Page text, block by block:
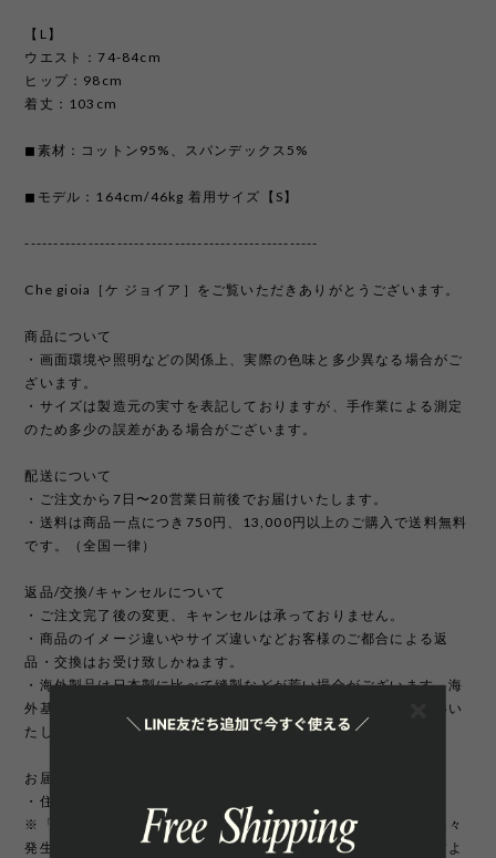
【L】
ウエスト：74-84cm
ヒップ：98cm
着丈：103cm
◼︎素材：コットン95%、スパンデックス5%
◼︎モデル：164cm/46kg 着用サイズ【S】
---------------------------------------------------
Che gioia［ケ ジョイア］をご覧いただきありがとうございます。
商品について
・画面環境や照明などの関係上、実際の色味と多少異なる場合がご
ざいます。
・サイズは製造元の実寸を表記しておりますが、手作業による測定
のため多少の誤差がある場合がございます。
配送について
・ご注文から7日〜20営業日前後でお届けいたします。
・送料は商品一点につき750円、13,000円以上のご購入で送料無料
です。（全国一律）
返品/交換/キャンセルについて
・ご注文完了後の変更、キャンセルは承っておりません。
・商品のイメージ違いやサイズ違いなどお客様のご都合による返
品・交換はお受け致しかねます。
・海外製品は日本製に比べて縫製などが荒い場合がございます。海
外基準では返品対象になりませんのでご理解頂けますようお願いい
たします。
お届け先について
・住所変更には追加手数料が発生いたします。
※「町名・丁目番地・部屋番号」の住所不備による配送遅延が多々
発生しております。宛先を十分にご確認の上ご注文いただきますよ